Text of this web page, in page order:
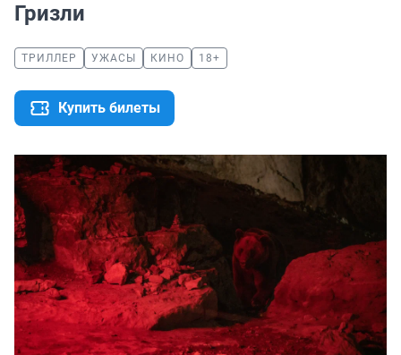
Гризли
ТРИЛЛЕР УЖАСЫ КИНО 18+
Купить билеты